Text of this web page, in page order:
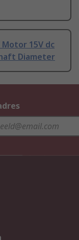
Motor 15V dc
Diameter